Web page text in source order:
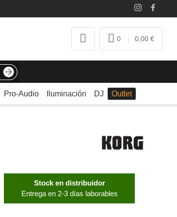
0 0,00 €
Pro-Audio Iluminación DJ Outlet
Stock en distribuidor
Entrega en 2-3 días laborables